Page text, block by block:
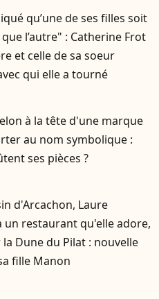
qu’une de ses filles soit
l’autre" : Catherine Frot
et celle de sa soeur
qui elle a tourné
à la tête d'une marque
au nom symbolique :
ses pièces ?
d'Arcachon, Laure
un restaurant qu'elle adore,
la Dune du Pilat : nouvelle
fille Manon